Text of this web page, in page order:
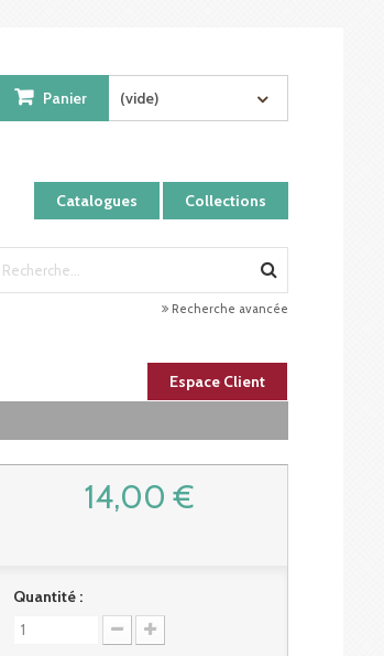
Catalogues Collections
Panier (vide)
Recherche avancée
Espace Client
14,00 €
Quantité :